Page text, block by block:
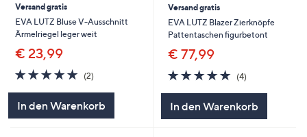
Versand gratis
EVA LUTZ Bluse V-Ausschnitt
Ärmelriegel leger weit
€ 23,99
5.0
von
5
(2)
In den Warenkorb
Versand gratis
EVA LUTZ Blazer Zierknöpfe
Pattentaschen figurbetont
€ 77,99
5.0
von
5
(4)
In den Warenkorb